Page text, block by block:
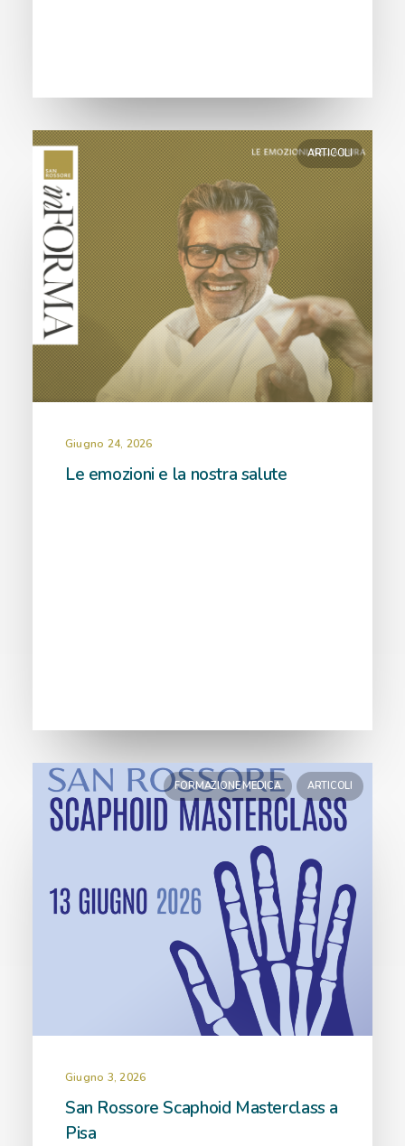
ARTICOLI
Giugno 24, 2026
Le emozioni e la nostra salute
FORMAZIONE MEDICA ARTICOLI
Giugno 3, 2026
San Rossore Scaphoid Masterclass a
Pisa